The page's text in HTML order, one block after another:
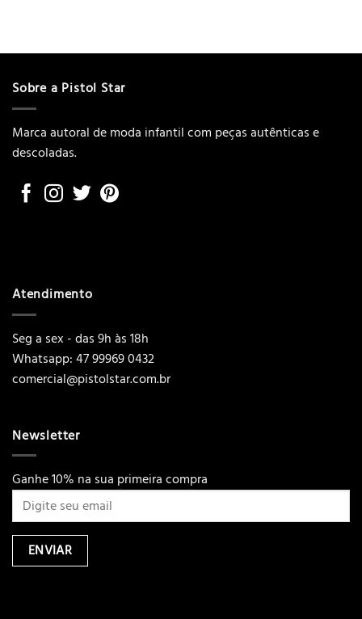
Sobre a Pistol Star
Marca autoral de moda infantil com peças autênticas e
descoladas.
Atendimento
Seg a sex - das 9h às 18h
Whatsapp: 47 99969 0432
comercial@pistolstar.com.br
Newsletter
Ganhe 10% na sua primeira compra